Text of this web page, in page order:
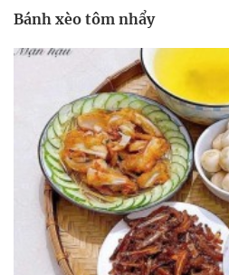
Bánh xèo tôm nhẩy